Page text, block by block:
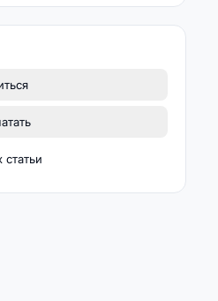
статьи